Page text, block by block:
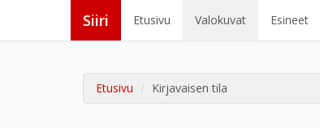
Siiri Etusivu Valokuvat Esineet
Etusivu Kirjavaisen tila